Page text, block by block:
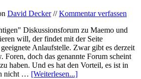
David Decker//Kommentar verfassen
Diskussionsforum zu Maemo und
will, der findet mit der Seite
Anlaufstelle. Zwar gibt es derzeit
Foren, doch das genannte Forum scheint
haben. Und es hat den Vorteil, es ist in
nicht … [Weiterlesen...]